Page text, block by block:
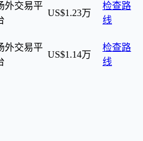
外交易平
US$1.23万
检查路
线
外交易平
US$1.14万
检查路
线